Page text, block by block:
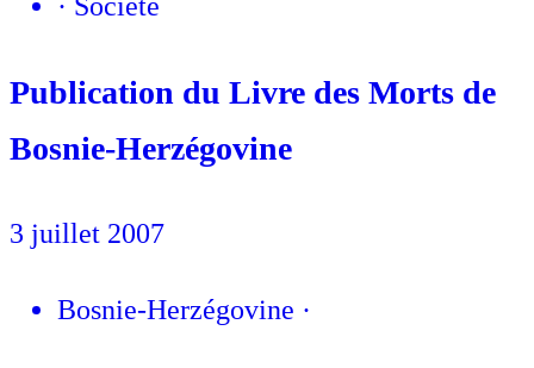
· Société
Publication du Livre des Morts de
Bosnie-Herzégovine
3 juillet 2007
Bosnie-Herzégovine ·